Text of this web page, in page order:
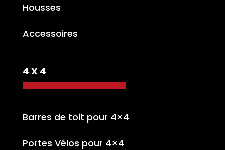
Housses
Accessoires
4 X 4
Barres de toit pour 4×4
Portes Vélos pour 4×4